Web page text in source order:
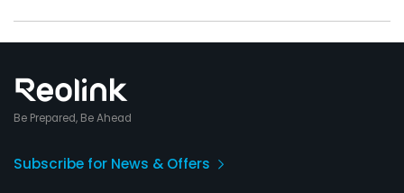
Be Prepared, Be Ahead
Subscribe for News & Offers